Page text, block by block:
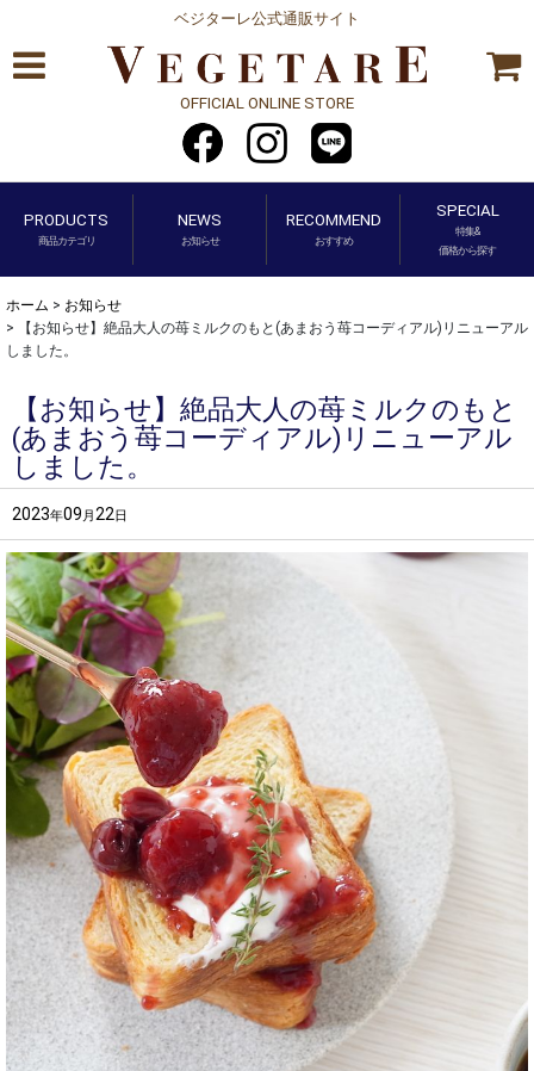
ベジターレ公式通販サイト
OFFICIAL ONLINE STORE
PRODUCTS
商品カテゴリ
NEWS
お知らせ
RECOMMEND
おすすめ
SPECIAL
特集&
価格から探す
ホーム > お知らせ
>
【お知らせ】絶品大人の苺ミルクのもと(あまおう苺コーディアル)リニューアル
しました。
【お知らせ】絶品大人の苺ミルクのもと
(あまおう苺コーディアル)リニューアル
しました。
2023年09 月 22 日